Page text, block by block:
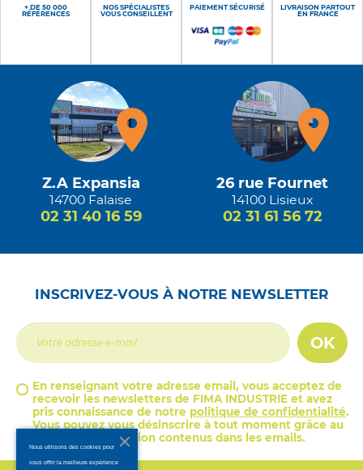
+ DE 50 000
RÉFÉRENCES
NOS SPÉCIALISTES
VOUS CONSEILLENT
PAIEMENT SÉCURISÉ
LIVRAISON PARTOUT
EN FRANCE
Z.A Expansia
14700 Falaise
02 31 40 16 59
26 rue Fournet
14100 Lisieux
02 31 61 56 72
INSCRIVEZ-VOUS À NOTRE NEWSLETTER
OK
En renseignant votre adresse email, vous acceptez de
recevoir les newsletters de FIMA INDUSTRIE et avez
pris connaissance de notre politique de confidentialité.
Vous pouvez vous désinscrire à tout moment grâce au
lien de désinscription contenus dans les emails.
Nous utilisons des cookies pour
vous offrir la meilleure expérience